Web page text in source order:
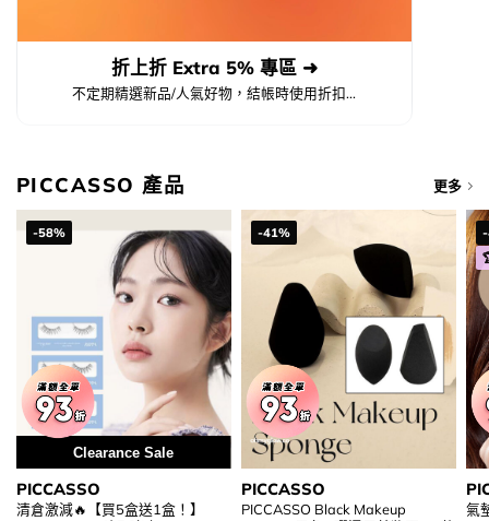
折上折 Extra 5% 專區 ➜
不定期精選新品/人氣好物，結帳時使用折扣...
PICCASSO 產品 更多
-58%
Clearance Sale
PICCASSO
清倉激減🔥【買5盒送1盒！】
-41%
PICCASSO
PICCASSO Black Makeup
氣